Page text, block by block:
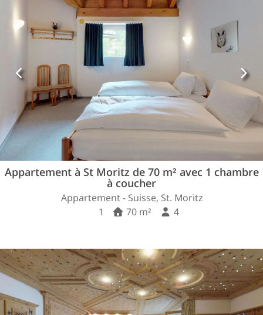
Appartement à St Moritz de 70 m² avec 1 chambre
à coucher
Appartement - Suisse, St. Moritz
1
70 m² 4